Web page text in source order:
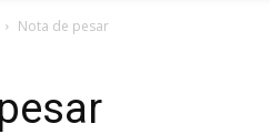
Nota de pesar